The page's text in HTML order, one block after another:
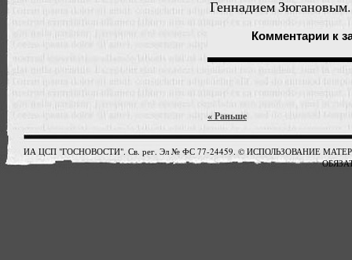
Геннадием
Комментарии к
« Раньше
ИА ЦСП "ГОСНОВОСТИ". Св. рег. Эл № ФС 77-24459. © ИСПОЛЬЗОВАНИЕ